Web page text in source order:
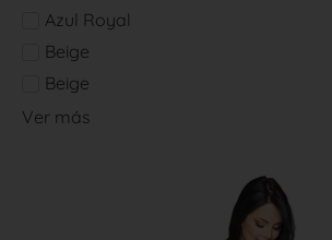
Azul Royal
Beige
Beige
Ver más